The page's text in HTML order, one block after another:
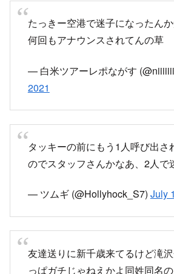
たっきー空港で迷子になったん
何回もアナウンスされてんの草
— 白米ツアーレポながす
2021
タッキーの前にもう1人呼び出さ
のでスタッフさんかなあ、2人で
— ツムギ (@Hollyhock_S7) July
友達送りに新千歳来てるけど滝
っぱガチじゃねえかよ同姓同名